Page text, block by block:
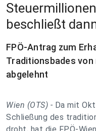
beschließt
FPÖ-Antrag zum
Traditionsbades
abgelehnt
Wien (OTS) - Da mit
Schließung des